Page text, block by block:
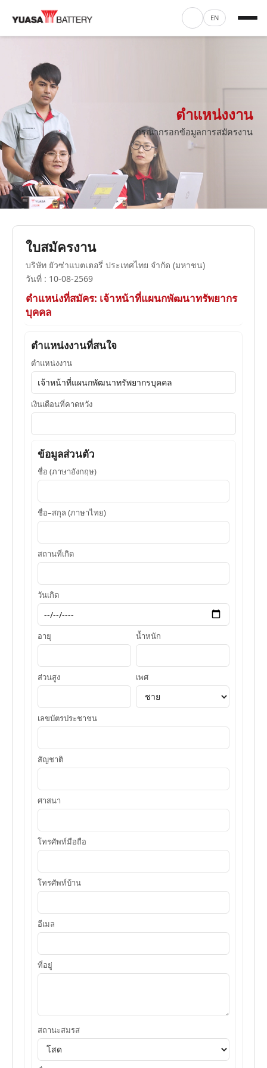
EN
ตำแหน่งงาน
กรุณากรอกข้อมูลการสมัครงาน
ใบสมัครงาน
บริษัท ยัวซ่าแบตเตอรี่ ประเทศไทย จำกัด (มหาชน)
วันที่ : 10-08-2569
ตำแหน่งที่สมัคร: เจ้าหน้าที่แผนกพัฒนาทรัพยากร
บุคคล
ตำแหน่งงานที่สนใจ
ตำแหน่งงาน
เงินเดือนที่คาดหวัง
ข้อมูลส่วนตัว
ชื่อ (ภาษาอังกฤษ)
ชื่อ–สกุล (ภาษาไทย)
สถานที่เกิด
วันเกิด
อายุ น้ำหนัก
ส่วนสูง เพศ
เลขบัตรประชาชน
สัญชาติ
ศาสนา
โทรศัพท์มือถือ
โทรศัพท์บ้าน
อีเมล
ที่อยู่
สถานะสมรส